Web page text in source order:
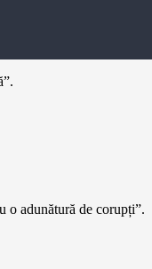
o adunătură de corupți”.